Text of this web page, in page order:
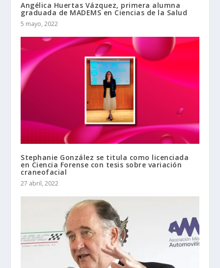
Angélica Huertas Vázquez, primera alumna
graduada de MADEMS en Ciencias de la Salud
5 mayo, 2022
Stephanie González se titula como licenciada
en Ciencia Forense con tesis sobre variación
craneofacial
27 abril, 2022